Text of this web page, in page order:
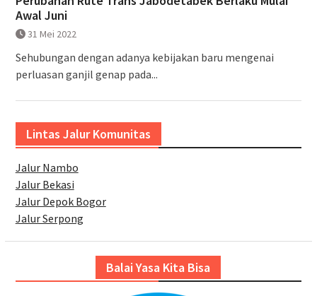
Awal Juni
31 Mei 2022
Sehubungan dengan adanya kebijakan baru mengenai
perluasan ganjil genap pada...
Lintas Jalur Komunitas
Jalur Nambo
Jalur Bekasi
Jalur Depok Bogor
Jalur Serpong
Balai Yasa Kita Bisa